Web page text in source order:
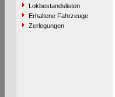
Lokbestandslisten
Erhaltene Fahrzeuge
Zerlegungen